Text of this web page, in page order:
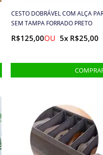
CESTO DOBRÁVEL COM ALÇA
SEM TAMPA FORRADO PRETO
R$125,00 5x R$25,00